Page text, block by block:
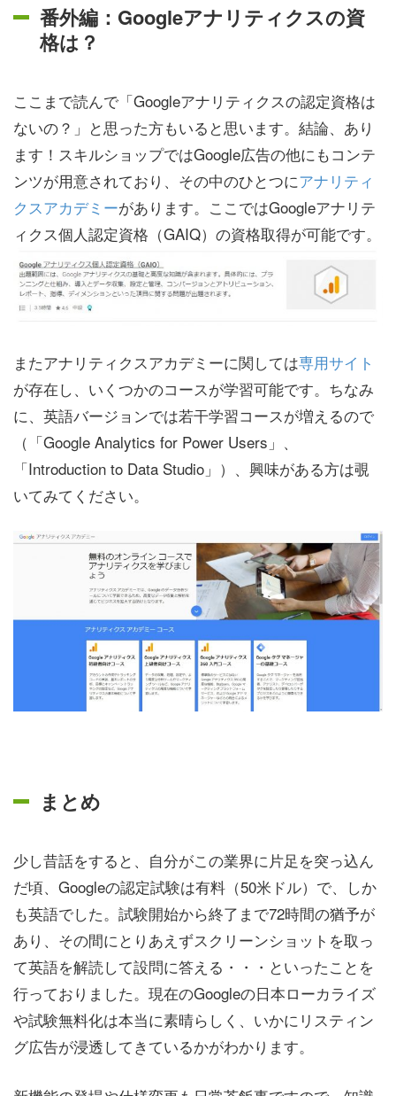
番外編：Googleアナリティクスの資
格は？
ここまで読んで「Googleアナリティクスの認定資格は
ないの？」と思った方もいると思います。結論、あり
ます！スキルショップではGoogle広告の他にもコンテ
ンツが用意されており、その中のひとつにアナリティ
クスアカデミーがあります。ここではGoogleアナリテ
ィクス個人認定資格（GAIQ）の資格取得が可能です。
またアナリティクスアカデミーに関しては専用サイト
が存在し、いくつかのコースが学習可能です。ちなみ
に、英語バージョンでは若干学習コースが増えるので
（「Google Analytics for Power Users」、
「Introduction to Data Studio」）、興味がある方は覗
いてみてください。
まとめ
少し昔話をすると、自分がこの業界に片足を突っ込ん
だ頃、Googleの認定試験は有料（50米ドル）で、しか
も英語でした。試験開始から終了まで72時間の猶予が
あり、その間にとりあえずスクリーンショットを取っ
て英語を解読して設問に答える・・・といったことを
行っておりました。現在のGoogleの日本ローカライズ
や試験無料化は本当に素晴らしく、いかにリスティン
グ広告が浸透してきているかがわかります。